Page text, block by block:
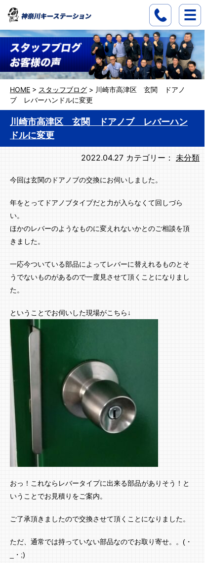
HOME > スタッフブログ > 川崎市高津区 玄関 ドアノ
ブ レバーハンドルに変更
川崎市高津区 玄関 ドアノブ レバーハン
ドルに変更
2022.04.27 カテゴリー： 未分類
今回は玄関のドアノブの交換にお伺いしました。
年をとってドアノブタイプだと力が入らなくて回しづら
い。
ほかのレバーのようなものに変えれないかとのご相談を頂
きました。
一応今ついている部品によってレバーに替えれるものとそ
うでないものがあるので一度見させて頂くことになりまし
た。
ということでお伺いした現場がこちら↓
おっ！これならレバータイプに出来る部品がありそう！と
いうことでお見積りをご案内。
ご了承頂きましたので交換させて頂くことになりました。
ただ、通常では持っていない部品なのでお取り寄せ。。(・
_・;)